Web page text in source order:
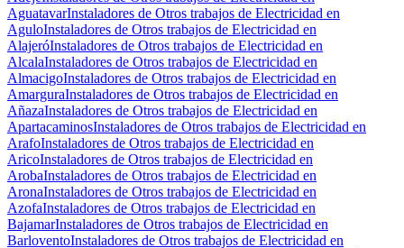
AguatavarInstaladores de Otros trabajos de Electricidad en
AguloInstaladores de Otros trabajos de Electricidad en
AlajeróInstaladores de Otros trabajos de Electricidad en
AlcalaInstaladores de Otros trabajos de Electricidad en
AlmacigoInstaladores de Otros trabajos de Electricidad en
AmarguraInstaladores de Otros trabajos de Electricidad en
AñazaInstaladores de Otros trabajos de Electricidad en
ApartacaminosInstaladores de Otros trabajos de Electricidad en
ArafoInstaladores de Otros trabajos de Electricidad en
AricoInstaladores de Otros trabajos de Electricidad en
ArobaInstaladores de Otros trabajos de Electricidad en
AronaInstaladores de Otros trabajos de Electricidad en
AzofaInstaladores de Otros trabajos de Electricidad en
BajamarInstaladores de Otros trabajos de Electricidad en
BarloventoInstaladores de Otros trabajos de Electricidad en